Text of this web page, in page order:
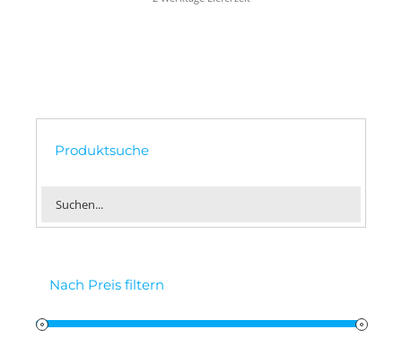
Produktsuche
Nach Preis filtern